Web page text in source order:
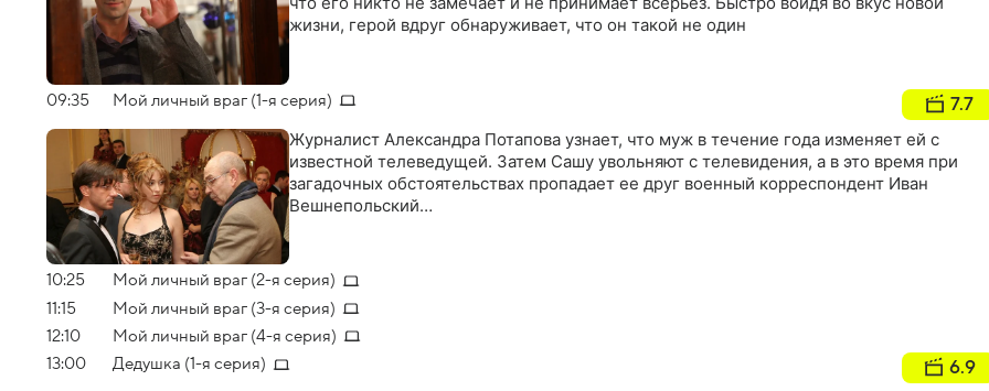
жизни, герой вдруг обнаруживает, что он такой не один
09:35 Мой личный враг (1-я серия) 7.7
Журналист Александра Потапова узнает, что муж в течение года изменяет ей с
известной телеведущей. Затем Сашу увольняют с телевидения, а в это время при
загадочных обстоятельствах пропадает ее друг военный корреспондент Иван
Вешнепольский…
10:25
Мой личный враг (2-я серия)
11:15
Мой личный враг (3-я серия)
12:10
Мой личный враг (4-я серия)
13:00
Дедушка (1-я серия) 6.9